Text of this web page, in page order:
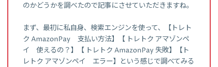
のかどうかを調べたので記事にさせていただきますね。
まず、最初に私自身、検索エンジンを使って、【トレト
ク AmazonPay 支払い方法】【 トレトク アマゾンペ
イ 使えるの？】【 トレトク AmazonPay 失敗】【ト
レトク アマゾンペイ エラー】という感じで調べてみる